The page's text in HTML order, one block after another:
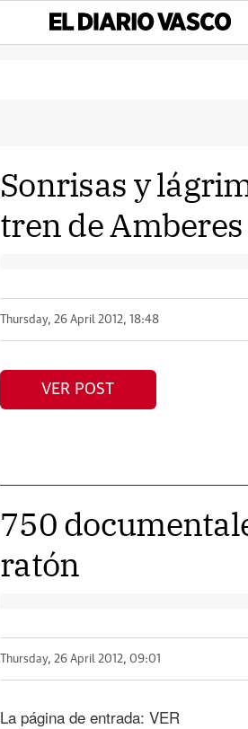
Sonrisas y
tren de Amberes
Thursday, 26 April 2012, 18:48
VER POST
750
ratón
Thursday, 26 April 2012, 09:01
La página de entrada: VER